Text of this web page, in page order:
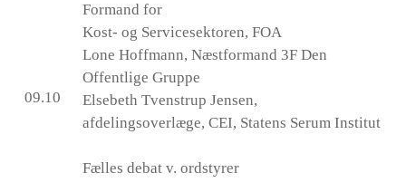
09.10
Formand for
Kost- og Servicesektoren, FOA
Lone Hoffmann, Næstformand 3F Den
Offentlige Gruppe
Elsebeth Tvenstrup Jensen,
afdelingsoverlæge, CEI, Statens Serum Institut
Fælles debat v. ordstyrer